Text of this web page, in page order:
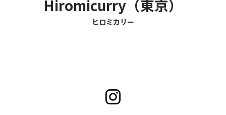
Hiromicurry（東京）
ヒロミカリー